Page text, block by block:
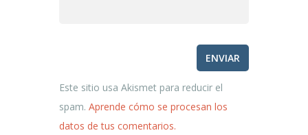
Este sitio usa Akismet para reducir el
spam. Aprende cómo se procesan los
datos de tus comentarios.